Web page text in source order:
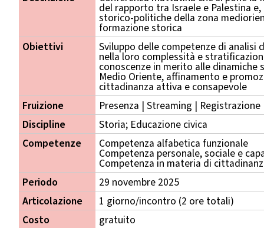
del rapporto tra Israele e Palestina
storico-politiche della zona
formazione storica
Obiettivi
Sviluppo delle competenze di
nella loro complessità e
conoscenze in merito alle
Medio Oriente, affinamento e
cittadinanza attiva e consapevole
Fruizione
Presenza | Streaming | Registrazione
Discipline
Storia; Educazione civica
Competenze
Competenza alfabetica funzionale
Competenza personale, sociale e
Competenza in materia di
Periodo
29 novembre 2025
Articolazione
1 giorno/incontro (2 ore totali)
Costo
gratuito